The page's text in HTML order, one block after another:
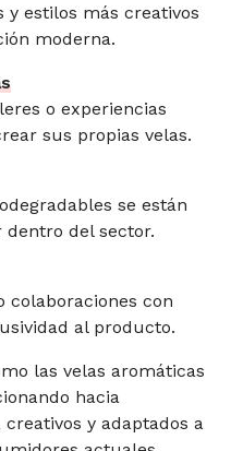
y estilos más creativos
moderna.
o experiencias
sus propias velas.
se están
del sector.
colaboraciones con
al producto.
las velas aromáticas
hacia
y adaptados a